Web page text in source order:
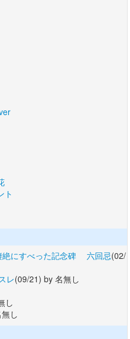
ト
絶にすべった記念碑 六回忌(02/
レ(09/21) by 名無し
し
し